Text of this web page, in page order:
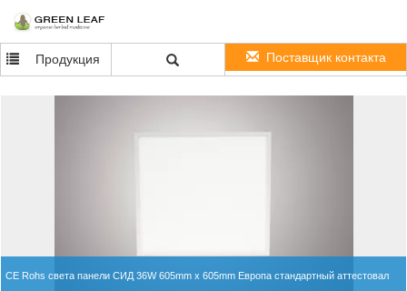
Продукция Поставщик контакта
CE Rohs света панели СИД 36W 605mm x 605mm Европа стандартный аттестовал